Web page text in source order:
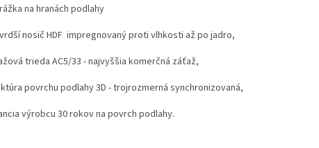
na hranách podlahy
nosič HDF impregnovaný proti vlhkosti až po jadro,
trieda AC5/33 - najvyššia komerčná záťaž,
povrchu podlahy 3D - trojrozmerná synchronizovaná,
výrobcu 30 rokov na povrch podlahy.